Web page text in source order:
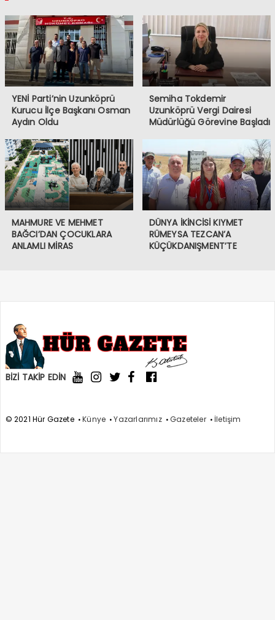
YENİ Parti’nin Uzunköprü
Kurucu İlçe Başkanı Osman
Aydın Oldu
Semiha Tokdemir
Uzunköprü Vergi Dairesi
Müdürlüğü Görevine Başladı
MAHMURE VE MEHMET
BAĞCI’DAN ÇOCUKLARA
ANLAMLI MİRAS
DÜNYA İKİNCİSİ KIYMET
RÜMEYSA TEZCAN’A
KÜÇÜKDANIŞMENT’TE
BİZİ TAKİP EDİN
© 2021 Hür Gazete Künye Yazarlarımız Gazeteler İletişim